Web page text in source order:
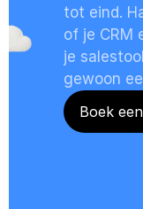
tot eind.
of je CRM
je
gewoon
Boek